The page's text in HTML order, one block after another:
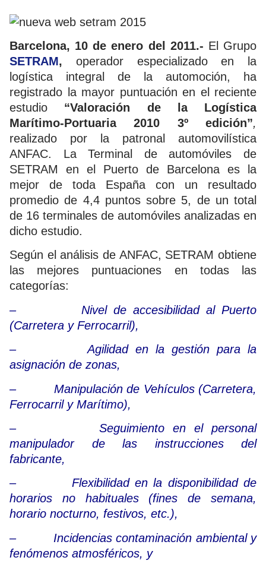
Barcelona, 10 de enero del 2011.- El Grupo
SETRAM, operador especializado en la
logística integral de la automoción, ha
registrado la mayor puntuación en el reciente
estudio “Valoración de la Logística
Marítimo-Portuaria 2010 3º edición”,
realizado por la patronal automovilística
ANFAC. La Terminal de automóviles de
SETRAM en el Puerto de Barcelona es la
mejor de toda España con un resultado
promedio de 4,4 puntos sobre 5, de un total
de 16 terminales de automóviles analizadas en
dicho estudio.
Según el análisis de ANFAC, SETRAM obtiene
las mejores puntuaciones en todas las
categorías:
– Nivel de accesibilidad al Puerto
(Carretera y Ferrocarril),
– Agilidad en la gestión para la
asignación de zonas,
– Manipulación de Vehículos (Carretera,
Ferrocarril y Marítimo),
– Seguimiento en el personal
manipulador de las instrucciones del
fabricante,
– Flexibilidad en la disponibilidad de
horarios no habituales (fines de semana,
horario nocturno, festivos, etc.),
– Incidencias contaminación ambiental y
fenómenos atmosféricos, y